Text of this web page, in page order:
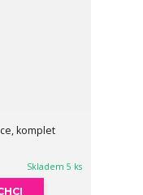
komplet
Skladem 5 ks